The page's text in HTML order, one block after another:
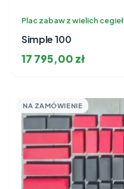
Plac zabaw z wielich cegieł
Simple 100
17 795,00 zł
NA ZAMÓWIENIE